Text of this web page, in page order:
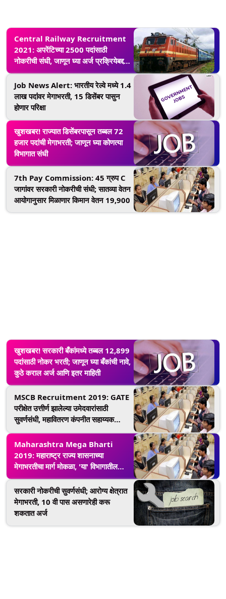
Central Railway Recruitment
2021: अपरेंटिच्या 2500 पदांसाठी
नोकरीची संधी, जाणून घ्या अर्ज प्रक्रियेबद्दल
अधिक
Job News Alert: भारतीय रेल्वे मध्ये 1.4
लाख पदांंवर मेगाभरती, 15 डिसेंबर पासुन
होणार परिक्षा
खुशखबर! राज्यात डिसेंबरपासून तब्बल 72
हजार पदांची मेगाभरती; जाणून घ्या कोणत्या
विभागात संधी
7th Pay Commission: 45 ग्रुप C
जागांवर सरकारी नोकरीची संधी; सातव्या वेतन
आयोगानुसार मिळाणार किमान वेतन 19,900
खुशखबर! सरकारी बँकांमध्ये तब्बल 12,899
पदांसाठी नोकर भरती; जाणून घ्या बँकांची नावे,
कुठे कराल अर्ज आणि इतर माहिती
MSCB Recruitment 2019: GATE
परीक्षेत उत्तीर्ण झालेल्या उमेदवारांसाठी
सुवर्णसंधी, महावितरण कंपनीत सहाय्यक
Maharashtra Mega Bharti
2019: महाराष्ट्र राज्य शासनाच्या
मेगाभरतीचा मार्ग मोकळा, 'या' विभागातील
रिक्त पदांवर लवकरच होणार भरती
सरकारी नोकरीची सुवर्णसंधी; आरोग्य क्षेत्रात
मेगाभरती, 10 वी पास असणारेही करू
शकतात अर्ज